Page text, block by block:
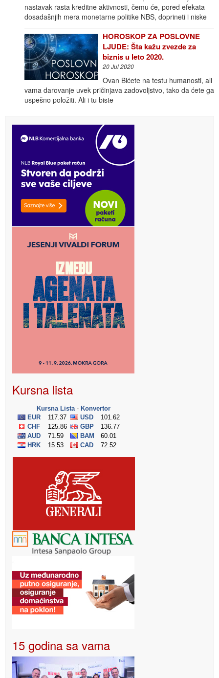
nastavak rasta kreditne aktivnosti, čemu će, pored efekata
dosadašnjih mera monetarne politike NBS, doprineti i niske
HOROSKOP ZA POSLOVNE
LJUDE: Šta kažu zvezde za
biznis u leto 2020.
20 Jul 2020
Ovan Bićete na testu humanosti, ali
vama darovanje uvek pričinjava zadovoljstvo, tako da ćete ga
uspešno položiti. Ali i tu biste
Kursna lista
15 godina sa vama